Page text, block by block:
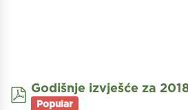
pdf
Godišnje izvješće za
Popular